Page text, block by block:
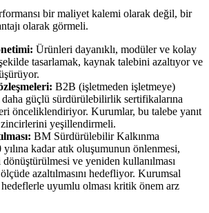
bir maliyet kalemi olarak değil, bir
olarak görmeli.
Ürünleri dayanıklı, modüler ve kolay
tasarlamak, kaynak talebini azaltıyor ve
B2B (işletmeden işletmeye)
daha güçlü sürdürülebilirlik sertifikalarına
önceliklendiriyor. Kurumlar, bu talebe yanıt
yeşillendirmeli.
BM Sürdürülebilir Kalkınma
kadar atık oluşumunun önlenmesi,
dönüştürülmesi ve yeniden kullanılması
azaltılmasını hedefliyor. Kurumsal
uyumlu olması kritik önem arz